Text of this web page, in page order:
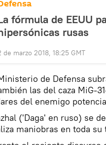
fórmula de EEUU
rusas
de marzo 2018, 18:25 GMT
de Defensa
las del caza MiG-
del enemigo
('Daga' en ruso) se
maniobras en toda su